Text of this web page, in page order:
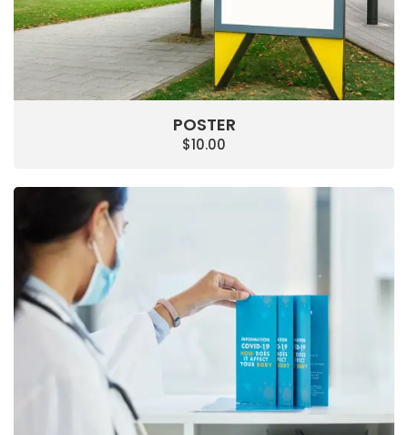
POSTER
$10.00